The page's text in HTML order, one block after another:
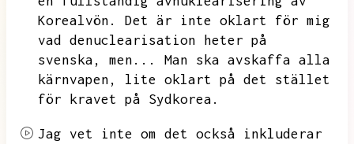
Korealvön.
Det är inte oklart för mig
vad denuclearisation heter på
svenska,
men...
Man ska avskaffa alla
kärnvapen,
lite oklart på det stället
för kravet på Sydkorea.
Jag vet inte om det också inkluderar